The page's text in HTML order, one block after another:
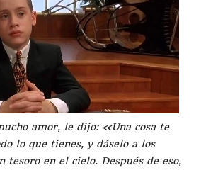
amor, le dijo: «Una cosa te
lo que tienes, y dáselo a los
tesoro en el cielo. Después de eso,